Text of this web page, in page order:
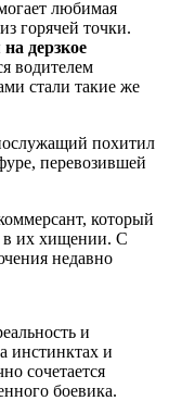
любимая
горячей точки.
дерзкое
водителем
стали такие же
похитил
перевозившей
который
в их хищении. С
недавно
и
инстинктах и
сочетается
боевика.